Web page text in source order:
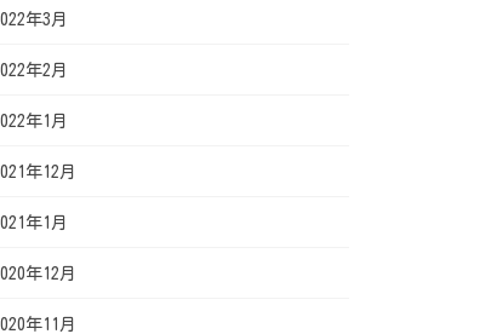
年3月
年2月
年1月
年12月
年1月
年12月
年11月